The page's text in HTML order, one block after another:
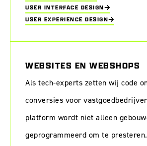
USER INTERFACE DESIGN
USER EXPERIENCE DESIGN
WEBSITES EN WEBSHOPS
Als tech-experts zetten wij code
conversies voor
platform wordt niet alleen
geprogrammeerd om te